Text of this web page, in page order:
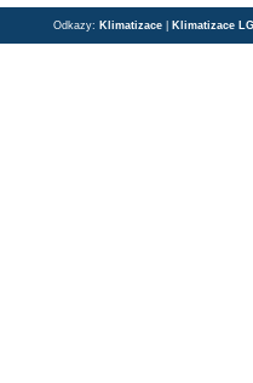
Odkazy: Klimatizace Klimatizace LG